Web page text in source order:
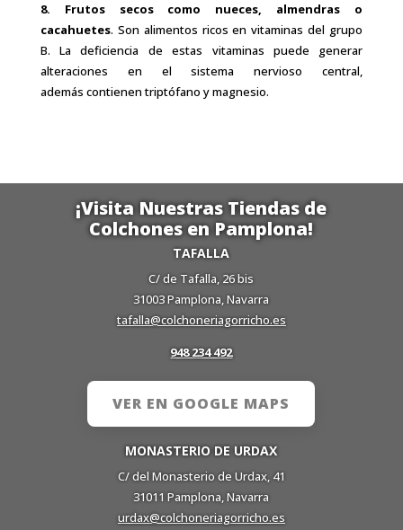
8. Frutos secos como nueces, almendras o
cacahuetes. Son alimentos ricos en vitaminas del grupo
B. La deficiencia de estas vitaminas puede generar
alteraciones en el sistema nervioso central,
además contienen triptófano y magnesio.
¡Visita Nuestras Tiendas de
Colchones en Pamplona!
TAFALLA
C/ de Tafalla, 26 bis
31003 Pamplona, Navarra
tafalla@colchoneriagorricho.es
948 234 492
VER EN GOOGLE MAPS
MONASTERIO DE URDAX
C/ del Monasterio de Urdax, 41
31011 Pamplona, Navarra
urdax@colchoneriagorricho.es